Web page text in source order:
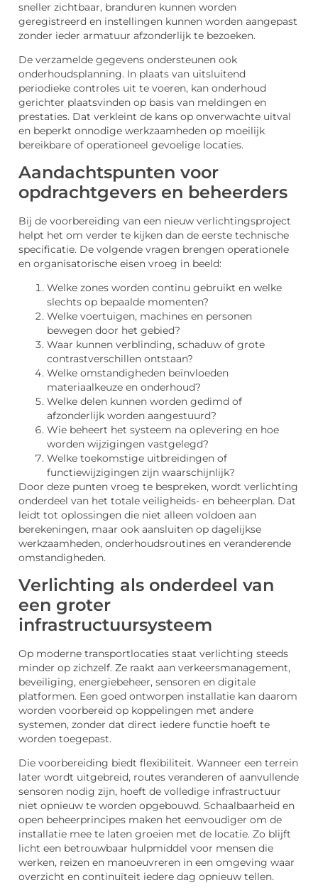
sneller zichtbaar, branduren kunnen worden
geregistreerd en instellingen kunnen worden aangepast
zonder ieder armatuur afzonderlijk te bezoeken.
De verzamelde gegevens ondersteunen ook
onderhoudsplanning. In plaats van uitsluitend
periodieke controles uit te voeren, kan onderhoud
gerichter plaatsvinden op basis van meldingen en
prestaties. Dat verkleint de kans op onverwachte uitval
en beperkt onnodige werkzaamheden op moeilijk
bereikbare of operationeel gevoelige locaties.
Aandachtspunten voor
opdrachtgevers en beheerders
Bij de voorbereiding van een nieuw verlichtingsproject
helpt het om verder te kijken dan de eerste technische
specificatie. De volgende vragen brengen operationele
en organisatorische eisen vroeg in beeld:
Welke zones worden continu gebruikt en welke
slechts op bepaalde momenten?
Welke voertuigen, machines en personen
bewegen door het gebied?
Waar kunnen verblinding, schaduw of grote
contrastverschillen ontstaan?
Welke omstandigheden beïnvloeden
materiaalkeuze en onderhoud?
Welke delen kunnen worden gedimd of
afzonderlijk worden aangestuurd?
Wie beheert het systeem na oplevering en hoe
worden wijzigingen vastgelegd?
Welke toekomstige uitbreidingen of
functiewijzigingen zijn waarschijnlijk?
Door deze punten vroeg te bespreken, wordt verlichting
onderdeel van het totale veiligheids- en beheerplan. Dat
leidt tot oplossingen die niet alleen voldoen aan
berekeningen, maar ook aansluiten op dagelijkse
werkzaamheden, onderhoudsroutines en veranderende
omstandigheden.
Verlichting als onderdeel van
een groter
infrastructuursysteem
Op moderne transportlocaties staat verlichting steeds
minder op zichzelf. Ze raakt aan verkeersmanagement,
beveiliging, energiebeheer, sensoren en digitale
platformen. Een goed ontworpen installatie kan daarom
worden voorbereid op koppelingen met andere
systemen, zonder dat direct iedere functie hoeft te
worden toegepast.
Die voorbereiding biedt flexibiliteit. Wanneer een terrein
later wordt uitgebreid, routes veranderen of aanvullende
sensoren nodig zijn, hoeft de volledige infrastructuur
niet opnieuw te worden opgebouwd. Schaalbaarheid en
open beheerprincipes maken het eenvoudiger om de
installatie mee te laten groeien met de locatie. Zo blijft
licht een betrouwbaar hulpmiddel voor mensen die
werken, reizen en manoeuvreren in een omgeving waar
overzicht en continuïteit iedere dag opnieuw tellen.